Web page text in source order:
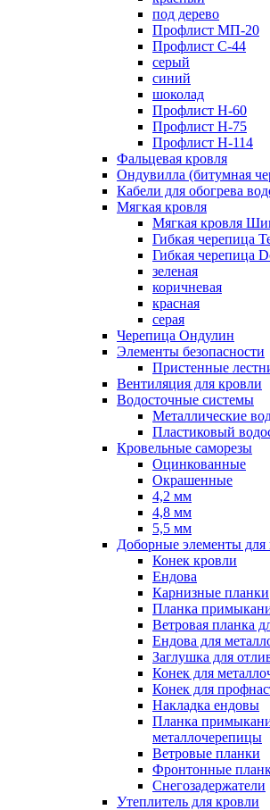
под дерево
Профлист МП-20
Профлист С-44
серый
синий
шоколад
Профлист Н-60
Профлист Н-75
Профлист H-114
Фальцевая кровля
Ондувилла (битумная
Кабели для обогрева
Мягкая кровля
Мягкая кровля
Гибкая черепица
Гибкая черепица
зеленая
коричневая
красная
серая
Черепица Ондулин
Элементы безопасности
Пристенные
Вентиляция для кровли
Водосточные системы
Металлические
Пластиковый
Кровельные саморезы
Оцинкованные
Окрашенные
4,2 мм
4,8 мм
5,5 мм
Доборные элементы для
Конек кровли
Ендова
Карнизные планки
Планка
Ветровая планка
Ендова для
Заглушка для
Конек для
Конек для
Накладка ендовы
Планка
металлочерепицы
Ветровые планки
Фронтонные
Снегозадержатели
Утеплитель для кровли